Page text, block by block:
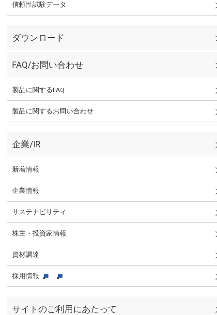
信頼性試験データ
ダウンロード
FAQ/お問い合わせ
製品に関するFAQ
製品に関するお問い合わせ
企業/IR
新着情報
企業情報
サステナビリティ
株主・投資家情報
資材調達
採用情報
サイトのご利用にあたって